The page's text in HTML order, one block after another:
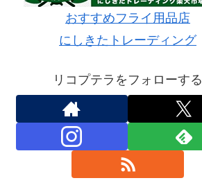
おすすめフライ用品店
にしきたトレーディング
リコプテラをフォローする